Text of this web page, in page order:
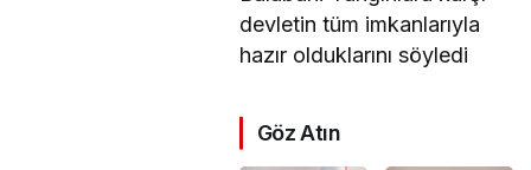
devletin tüm imkanlarıyla
hazır olduklarını söyledi
Göz Atın